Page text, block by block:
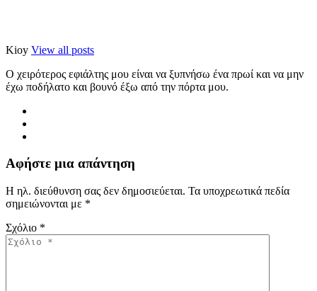
Kioy View all posts
Ο χειρότερος εφιάλτης μου είναι να ξυπνήσω ένα πρωί και να μην
έχω ποδήλατο και βουνό έξω από την πόρτα μου.
Αφήστε μια απάντηση
Η ηλ. διεύθυνση σας δεν δημοσιεύεται. Τα υποχρεωτικά πεδία
σημειώνονται με *
Σχόλιο *